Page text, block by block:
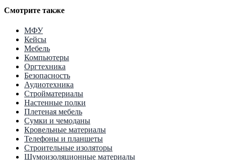
Смотрите также
МФУ
Кейсы
Мебель
Компьютеры
Оргтехника
Безопасность
Аудиотехника
Стройматериалы
Настенные полки
Плетеная мебель
Сумки и чемоданы
Кровельные материалы
Телефоны и планшеты
Строительные изоляторы
Шумоизоляционные материалы